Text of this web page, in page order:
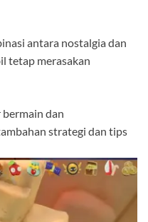
antara nostalgia dan
tetap merasakan
bermain dan
strategi dan tips